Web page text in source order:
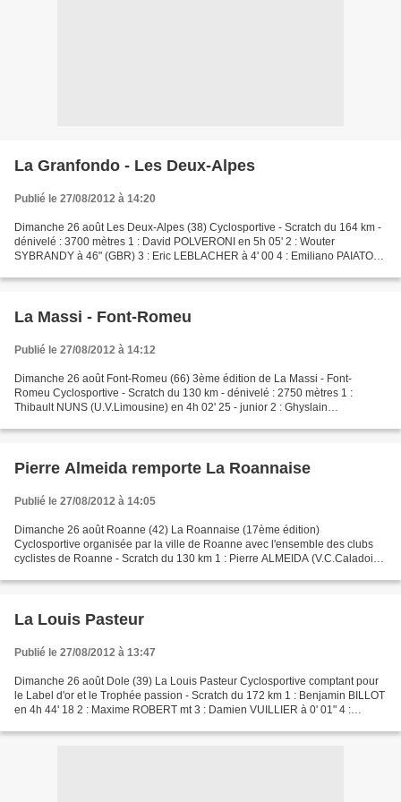
La Granfondo - Les Deux-Alpes
Publié le 27/08/2012 à 14:20
Dimanche 26 août Les Deux-Alpes (38) Cyclosportive - Scratch du 164 km -
dénivelé : 3700 mètres 1 : David POLVERONI en 5h 05' 2 : Wouter
SYBRANDY à 46" (GBR) 3 : Eric LEBLACHER à 4' 00 4 : Emiliano PAIATO
La Massi - Font-Romeu
Publié le 27/08/2012 à 14:12
Dimanche 26 août Font-Romeu (66) 3ème édition de La Massi - Font-
Romeu Cyclosportive - Scratch du 130 km - dénivelé : 2750 mètres 1 :
Thibault NUNS (U.V.Limousine) en 4h 02' 25 - junior 2 : Ghyslain
Pierre Almeida remporte La Roannaise
Publié le 27/08/2012 à 14:05
Dimanche 26 août Roanne (42) La Roannaise (17ème édition)
Cyclosportive organisée par la ville de Roanne avec l'ensemble des clubs
cyclistes de Roanne - Scratch du 130 km 1 : Pierre ALMEIDA (V.C.Caladois)
La Louis Pasteur
Publié le 27/08/2012 à 13:47
Dimanche 26 août Dole (39) La Louis Pasteur Cyclosportive comptant pour
le Label d'or et le Trophée passion - Scratch du 172 km 1 : Benjamin BILLOT
en 4h 44' 18 2 : Maxime ROBERT mt 3 : Damien VUILLIER à 0' 01" 4 :